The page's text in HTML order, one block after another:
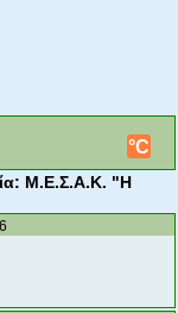
°C
Μ.Ε.Σ.Α.Κ. "Η